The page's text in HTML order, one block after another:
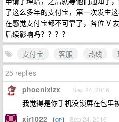
了这么多年的支付宝，第一次发生
在感觉支付宝都不可靠了，各位 V
后续影响吗？？？？
支付宝
客服 热线
25 replies
phoenixlzx Sep 24, 2016
我觉得是你手机没锁屏在包里
xjr1022 OP Sep 24, 2016